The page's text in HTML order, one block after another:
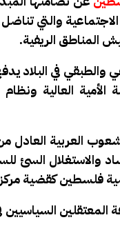
والتي
المناطق الريفية.
والطبقي في البلاد
الأمية العالية
العربية العادل
والاستغلال السئ
فلسطين كقضية
المعتقلين